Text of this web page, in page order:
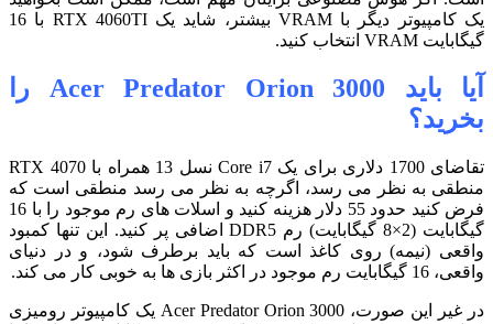
یک کامپیوتر دیگر با VRAM بیشتر، شاید یک RTX 4060TI با 16
گیگابایت VRAM انتخاب کنید.
آیا باید Acer Predator Orion 3000 را
بخرید؟
تقاضای 1700 دلاری برای یک Core i7 نسل 13 همراه با RTX 4070
منطقی به نظر می رسد، اگرچه به نظر می رسد منطقی است که
فرض کنید حدود 55 دلار هزینه کنید و اسلات های رم موجود را با 16
گیگابایت (2×8 گیگابایت) رم DDR5 اضافی پر کنید. این تنها کمبود
واقعی (نیمه) روی کاغذ است که باید برطرف شود، و در دنیای
واقعی، 16 گیگابایت رم موجود در اکثر بازی ها به خوبی کار می کند.
در غیر این صورت، Acer Predator Orion 3000 یک کامپیوتر رومیزی